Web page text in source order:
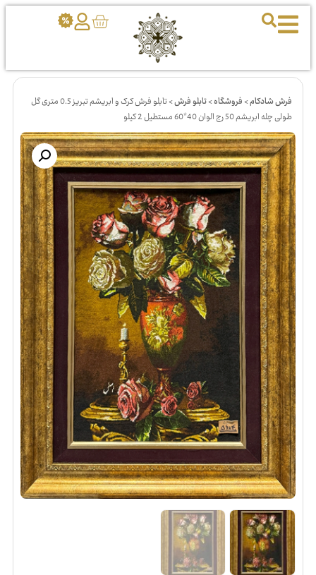
فرش شادکام>فروشگاه>تابلو فرش>
تابلو فرش کرک و ابریشم تبریز 0.5 متری گل
طولی چله ابریشم 50 رج الوان 40*60 مستطیل 2 کیلو